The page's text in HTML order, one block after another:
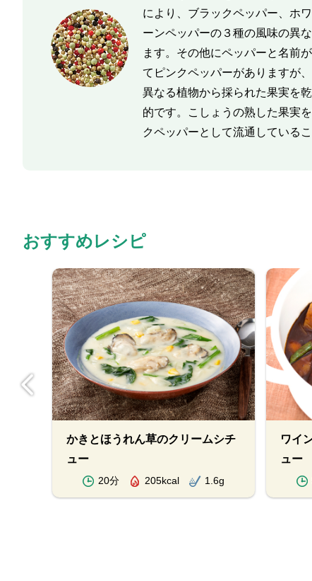
により、ブラックペッパー、ホ
ーンペッパーの３種の風味の異
ます。その他にペッパーと名前
てピンクペッパーがありますが
異なる植物から採られた果実を
的です。こしょうの熟した果実
クペッパーとして流通しているこ
おすすめレシピ
かきとほうれん草のクリームシチ
ュー
20分 205kcal 1.6g
ワイ
ュー